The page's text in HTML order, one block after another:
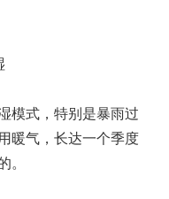
模式，特别是暴雨过
暖气，长达一个季度